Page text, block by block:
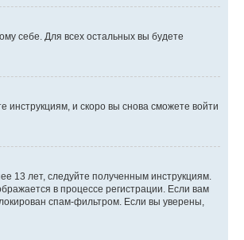
себе. Для всех остальных вы будете
инструкциям, и скоро вы снова сможете войти
13 лет, следуйте полученным инструкциям.
в процессе регистрации. Если вам
спам-фильтром. Если вы уверены,